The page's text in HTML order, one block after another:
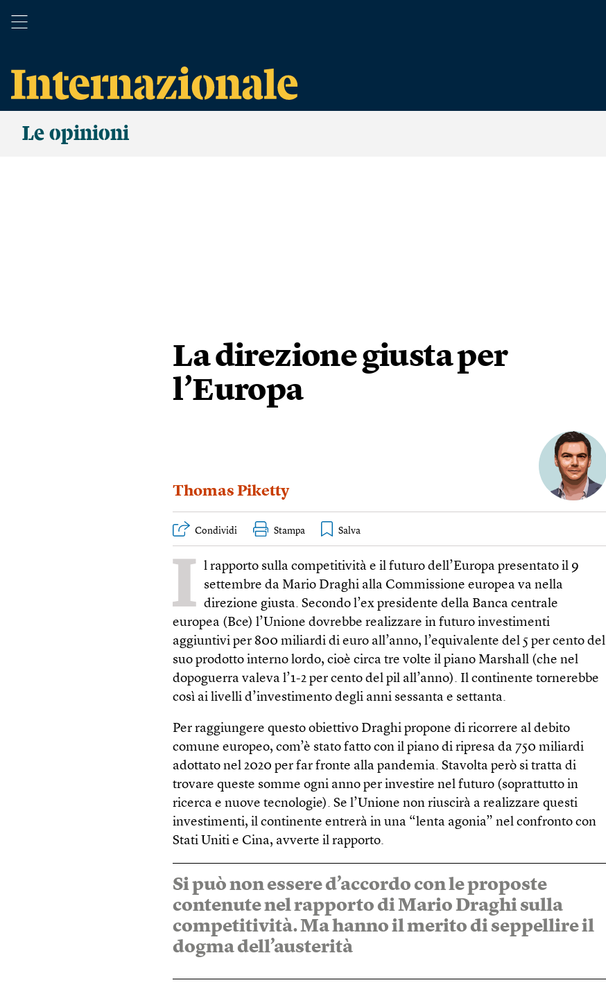
Le opinioni
La direzione giusta per
l’Europa
Thomas Piketty
Condividi Stampa
I l rapporto sulla competitività e il futuro dell’Europa presentato il 9
settembre da Mario Draghi alla Commissione europea va nella
direzione giusta. Secondo l’ex presidente della Banca centrale
europea (Bce) l’Unione dovrebbe realizzare in futuro investimenti
aggiuntivi per 800 miliardi di euro all’anno, l’equivalente del 5 per cento del
suo prodotto interno lordo, cioè circa tre volte il piano Marshall (che nel
dopoguerra valeva l’1-2 per cento del pil all’anno). Il continente tornerebbe
così ai livelli d’investimento degli anni sessanta e settanta.
Per raggiungere questo obiettivo Draghi propone di ricorrere al debito
comune europeo, com’è stato fatto con il piano di ripresa da 750 miliardi
adottato nel 2020 per far fronte alla pandemia. Stavolta però si tratta di
trovare queste somme ogni anno per investire nel futuro (soprattutto in
ricerca e nuove tecnologie). Se l’Unione non riuscirà a realizzare questi
investimenti, il continente entrerà in una “lenta agonia” nel confronto con
Stati Uniti e Cina, avverte il rapporto.
Si può non essere d’accordo con le proposte
contenute nel rapporto di Mario Draghi sulla
competitività. Ma hanno il merito di seppellire il
dogma dell’austerità